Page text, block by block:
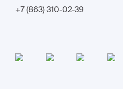
+7 (863) 310-02-39